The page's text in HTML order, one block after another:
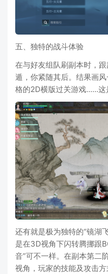
五、独特的战斗体验
在与好友组队刷副本时，
遁，你紧随其后。结果画
格的2D横版过关游戏......这
还有就是极为独特的“镜湖
是在3D视角下闪转腾挪跟
音”可不一样。在副本第二
视角，玩家的技能及攻击方